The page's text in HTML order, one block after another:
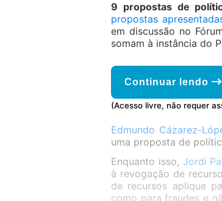
9 propostas de
propostas
em discussão no
somam à instância do
Continuar lendo
(Acesso livre, não requer
Edmundo Cázarez-
uma proposta de
Enquanto isso, Jordi
à revogação de
de recursos aplique
como para fraudes e